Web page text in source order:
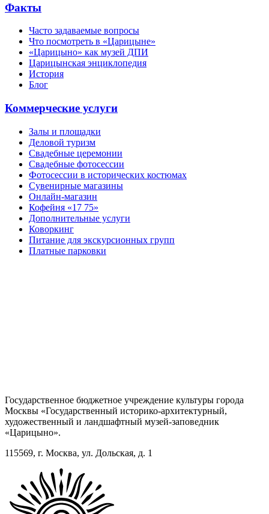
Факты
Часто задаваемые вопросы
Что посмотреть в «Царицыне»
«Царицыно» как музей ДПИ
Царицынская энциклопедия
История
Блог
Коммерческие услуги
Залы и площадки
Деловой туризм
Свадебные церемонии
Свадебные фотосессии
Фотосессии в исторических костюмах
Сувенирные магазины
Онлайн-магазин
Кофейня «17 75»
Дополнительные услуги
Коворкинг
Питание для экскурсионных групп
Платные парковки
Государственное бюджетное учреждение культуры города
Москвы «Государственный историко-архитектурный,
художественный и ландшафтный музей-заповедник
«Царицыно».
115569, г. Москва, ул. Дольская, д. 1